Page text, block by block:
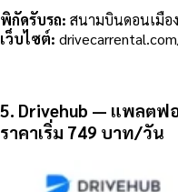
พิกัดรับรถ: สนามบินดอนเมือ
เว็บไซต์:
5. Drivehub — แพลตฟ
ราคาเริ่ม 749 บาท/วัน